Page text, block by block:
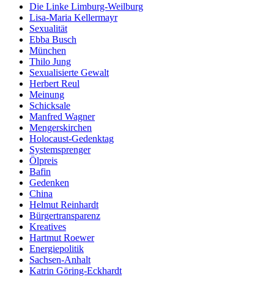
Die Linke Limburg-Weilburg
Lisa-Maria Kellermayr
Sexualität
Ebba Busch
München
Thilo Jung
Sexualisierte Gewalt
Herbert Reul
Meinung
Schicksale
Manfred Wagner
Mengerskirchen
Holocaust-Gedenktag
Systemsprenger
Ölpreis
Bafin
Gedenken
China
Helmut Reinhardt
Bürgertransparenz
Kreatives
Hartmut Roewer
Energiepolitik
Sachsen-Anhalt
Katrin Göring-Eckhardt